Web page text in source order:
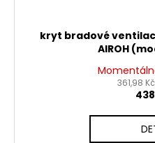
kryt bradové
AIROH
361,98